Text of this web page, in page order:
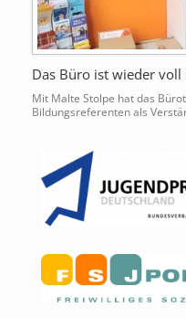
Das Büro ist wieder voll
Mit Malte Stolpe hat das
Bildungsreferenten als